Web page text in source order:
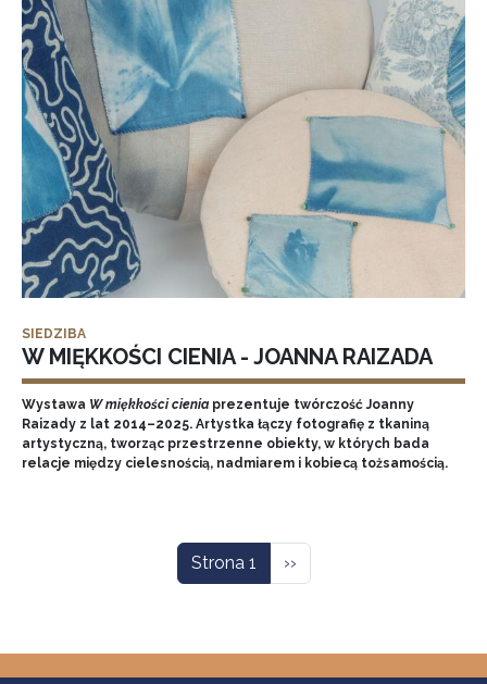
SIEDZIBA
W MIĘKKOŚCI CIENIA - JOANNA RAIZADA
Wystawa W miękkości cieniaprezentuje twórczość Joanny
Raizady z lat 2014–2025. Artystka łączy fotografię z tkaniną
artystyczną, tworząc przestrzenne obiekty, w których bada
relacje między cielesnością, nadmiarem i kobiecą tożsamością.
Strona 1 Następna strona
››